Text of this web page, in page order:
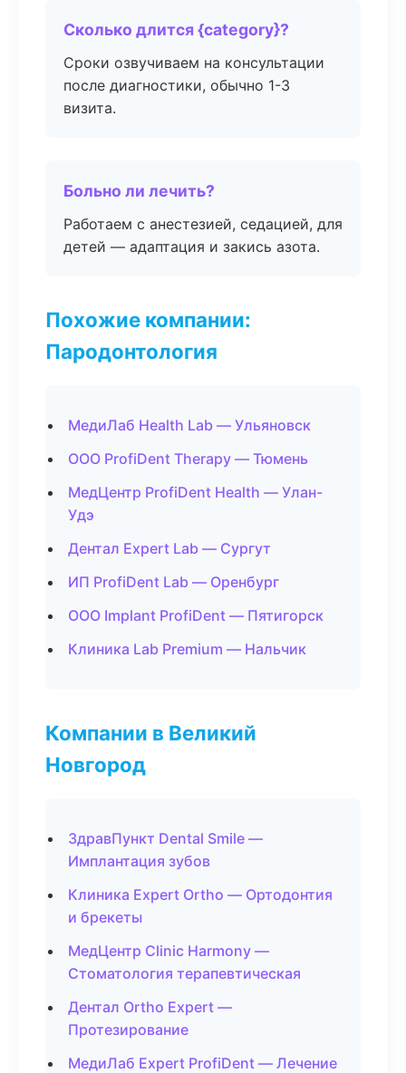
Сколько длится {category}?
Сроки озвучиваем на консультации
после диагностики, обычно 1-3
визита.
Больно ли лечить?
Работаем с анестезией, седацией, для
детей — адаптация и закись азота.
Похожие компании:
Пародонтология
МедиЛаб Health Lab — Ульяновск
ООО ProfiDent Therapy — Тюмень
МедЦентр ProfiDent Health — Улан-
Удэ
Дентал Expert Lab — Сургут
ИП ProfiDent Lab — Оренбург
ООО Implant ProfiDent — Пятигорск
Клиника Lab Premium — Нальчик
Компании в Великий
Новгород
ЗдравПункт Dental Smile —
Имплантация зубов
Клиника Expert Ortho — Ортодонтия
и брекеты
МедЦентр Clinic Harmony —
Стоматология терапевтическая
Дентал Ortho Expert —
Протезирование
МедиЛаб Expert ProfiDent — Лечение